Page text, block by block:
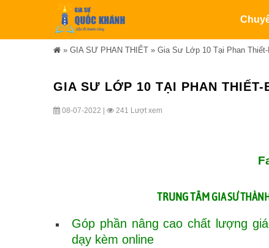
» GIA SƯ PHAN THIẾT » Gia Sư Lớp 10 Tại Phan
GIA SƯ LỚP 10 TẠI PHAN THIẾT-
08-07-2022 | 241 Lượt xem
TRUNG TÂMGIA SƯ
Góp phần nâng cao chất lượng
dạy kèm online